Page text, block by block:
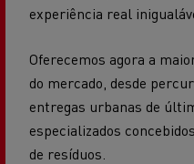
experiência real
Oferecemos agora a
do mercado, desde
entregas urbanas de
especializados
de resíduos.